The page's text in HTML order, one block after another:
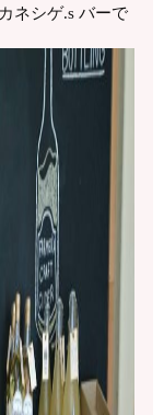
ネシゲ.s バーで